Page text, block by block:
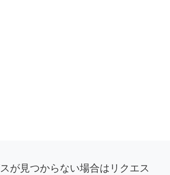
が見つからない場合はリクエス